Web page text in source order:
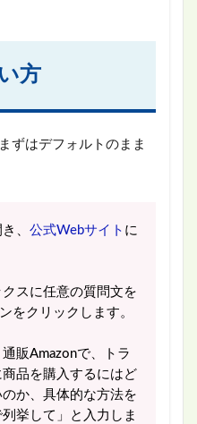
方
ずはデフォルトのまま
、 公式Webサイト に
スに任意の質問文を
をクリックします。
販Amazonで、トラ
品を購入するにはど
か、具体的な方法を
挙して」と入力しま